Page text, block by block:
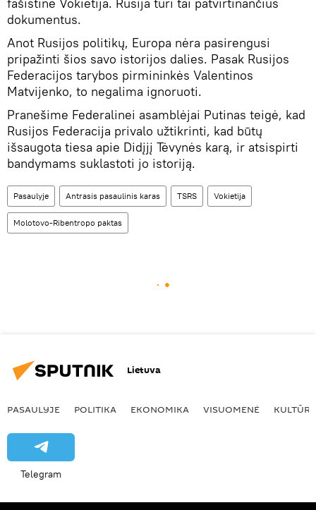
dokumentus.
Anot Rusijos politikų, Europa nėra pasirengusi
pripažinti šios savo istorijos dalies. Pasak Rusijos
Federacijos tarybos pirmininkės Valentinos
Matvijenko, to negalima ignoruoti.
Pranešime Federalinei asamblėjai Putinas teigė, kad
Rusijos Federacija privalo užtikrinti, kad būtų
išsaugota tiesa apie Didįjį Tėvynės karą, ir atsispirti
bandymams suklastoti jo istoriją.
Pasaulyje Antrasis pasaulinis karas TSRS Vokietija
Molotovo-Ribentropo paktas
Lietuva
PASAULYJE POLITIKA EKONOMIKA VISUOMENĖ KULTŪRA
Telegram